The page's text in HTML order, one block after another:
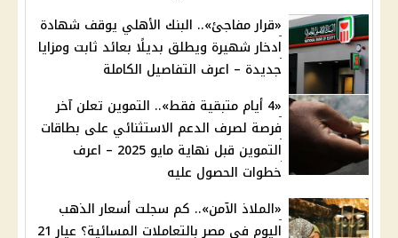
«قرار مفاجئ».. البنك الأهلي يوقف شهادة
ادخار شهيرة ويطلق بديلًا بعائد ثابت ومزايا
جديدة – اعرف التفاصيل الكاملة
«4 أيام متبقية فقط».. التموين تعلن آخر
فرصة لصرف الدعم الاستثنائي على بطاقات
التموين قبل نهاية مايو 2025 – اعرف
خطوات الحصول عليه
«الملاذ الآمن».. كم سجلت أسعار الذهب
اليوم في مصر بالتعاملات المسائية؟ عيار 21